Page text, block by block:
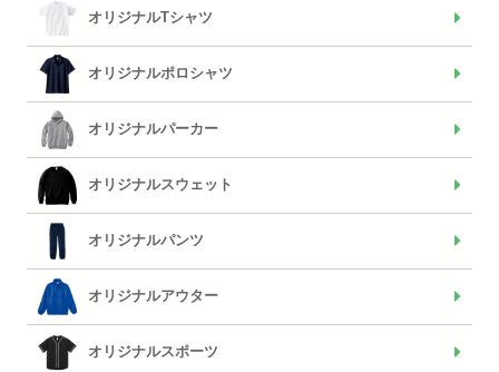
オリジナルTシャツ
オリジナルポロシャツ
オリジナルパーカー
オリジナルスウェット
オリジナルパンツ
オリジナルアウター
オリジナルスポーツ